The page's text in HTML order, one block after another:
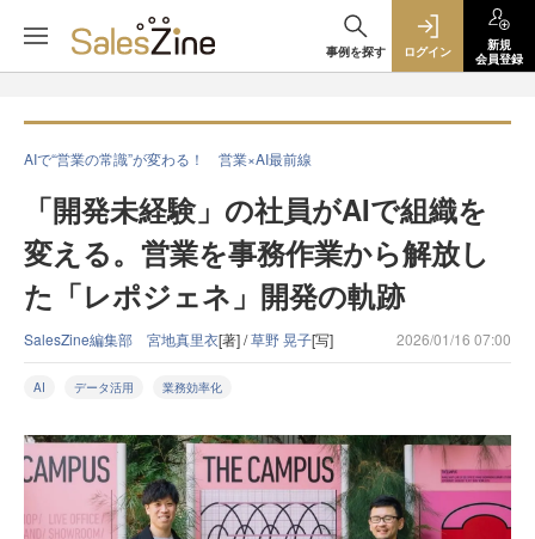
事例を探す ログイン
新規
会員登録
AIで“営業の常識”が変わる！ 営業×AI最前線
「開発未経験」の社員がAIで組織を
変える。営業を事務作業から解放し
た「レポジェネ」開発の軌跡
SalesZine編集部 宮地真里衣[著] /草野 晃子[写] 2026/01/16 07:00
AI データ活用 業務効率化